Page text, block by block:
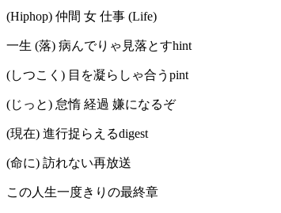
(Hiphop) 仲間 女 仕事 (Life)
一生 (落) 病んでりゃ見落とすhint
(しつこく) 目を凝らしゃ合うpint
(じっと) 怠惰 経過 嫌になるぞ
(現在) 進行捉らえるdigest
(命に) 訪れない再放送
この人生一度きりの最終章